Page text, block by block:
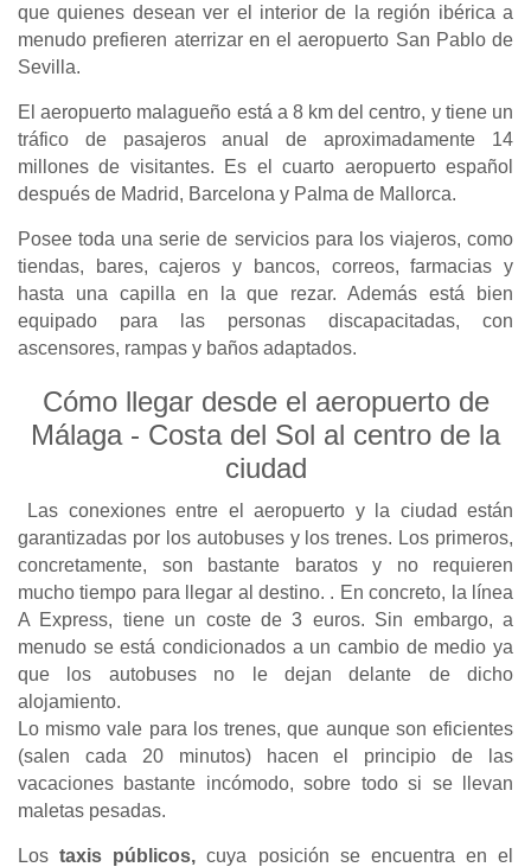
que quienes desean ver el interior de la región ibérica a
menudo prefieren aterrizar en el aeropuerto San Pablo de
Sevilla.
El aeropuerto malagueño está a 8 km del centro, y tiene un
tráfico de pasajeros anual de aproximadamente 14
millones de visitantes. Es el cuarto aeropuerto español
después de Madrid, Barcelona y Palma de Mallorca.
Posee toda una serie de servicios para los viajeros, como
tiendas, bares, cajeros y bancos, correos, farmacias y
hasta una capilla en la que rezar. Además está bien
equipado para las personas discapacitadas, con
ascensores, rampas y baños adaptados.
Cómo llegar desde el aeropuerto de
Málaga - Costa del Sol al centro de la
ciudad
Las conexiones entre el aeropuerto y la ciudad están
garantizadas por los autobuses y los trenes. Los primeros,
concretamente, son bastante baratos y no requieren
mucho tiempo para llegar al destino. . En concreto, la línea
A Express, tiene un coste de 3 euros. Sin embargo, a
menudo se está condicionados a un cambio de medio ya
que los autobuses no le dejan delante de dicho
alojamiento.
Lo mismo vale para los trenes, que aunque son eficientes
(salen cada 20 minutos) hacen el principio de las
vacaciones bastante incómodo, sobre todo si se llevan
maletas pesadas.
Lostaxis públicos, cuya posición se encuentra en el